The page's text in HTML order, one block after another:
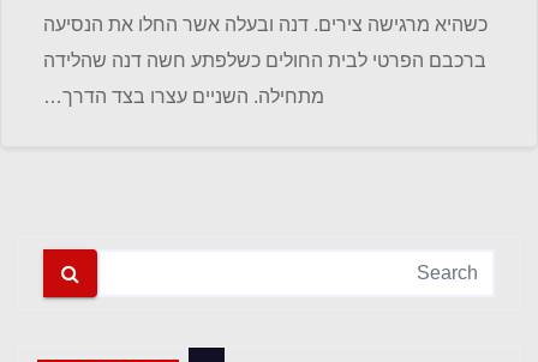
כשהיא מרגישה צירים. דנה ובעלה אשר החלו את הנסיעה
ברכבם הפרטי לבית החולים כשלפתע חשה דנה שהלידה
מתחילה. השניים עצרו בצד הדרך…